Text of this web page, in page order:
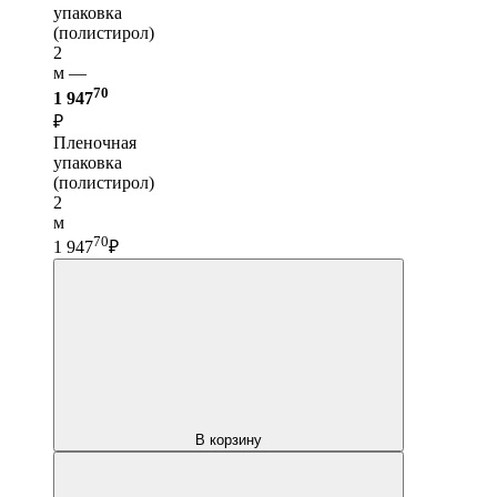
упаковка
(полистирол)
2
м —
1 94770
₽
Пленочная
упаковка
(полистирол)
2
м
1 94770₽
В корзину